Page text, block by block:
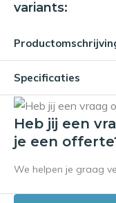
variants:
Specificaties
Heb jij een
je een
We helpen je graag